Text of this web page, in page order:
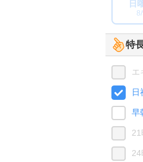
日
特
エ
日
早
21
24